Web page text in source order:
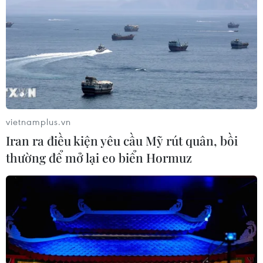
Vẻ đẹp lãng mạn của đồi
Vọng Cảnh tại thành phố Huế
08/08/2026 07:09
Việt Nam nằm trong nhóm 5 quốc gia
có nhiều chuyến bay qua Thái Lan
08/08/2026 06:38
Cần Thơ: Chuyển mình mạnh mẽ với
chuỗi sản phẩm xanh, đậm bản sắc
sông nước
08/08/2026 03:54
vietnamplus.vn
Iran ra điều kiện yêu cầu Mỹ rút quân, bồi
thường để mở lại eo biển Hormuz